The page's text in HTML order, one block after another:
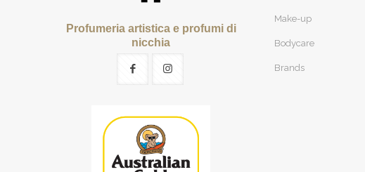
Profumeria artistica e profumi di
nicchia
Make-up
Bodycare
Brands